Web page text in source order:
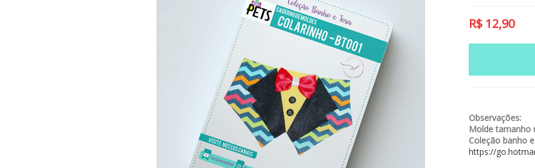
R$ 12,90
Observações:
Molde tamanho
Coleção banho
https://